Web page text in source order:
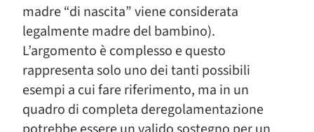
madre “di nascita” viene considerata
legalmente madre del bambino).
L’argomento è complesso e questo
rappresenta solo uno dei tanti possibili
esempi a cui fare riferimento, ma in un
quadro di completa deregolamentazione